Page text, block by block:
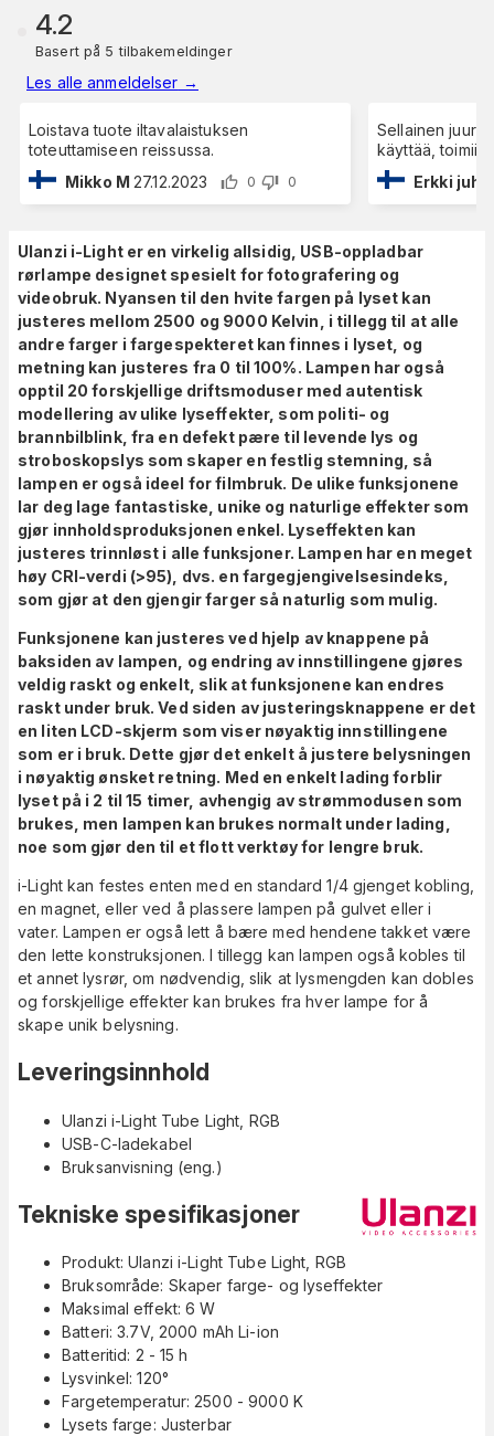
4.2
Basert på 5 tilbakemeldinger
Les alle anmeldelser →
Loistava tuote iltavalaistuksen
toteuttamiseen reissussa.
Mikko M 27.12.2023 0 0
Sellainen juuri,
käyttää, toimii,
Erkki
Ulanzi i-Light er en virkelig allsidig, USB-oppladbar
rørlampe designet spesielt for fotografering og
videobruk. Nyansen til den hvite fargen på lyset kan
justeres mellom 2500 og 9000 Kelvin, i tillegg til at alle
andre farger i fargespekteret kan finnes i lyset, og
metning kan justeres fra 0 til 100%. Lampen har også
opptil 20 forskjellige driftsmoduser med autentisk
modellering av ulike lyseffekter, som politi- og
brannbilblink, fra en defekt pære til levende lys og
stroboskopslys som skaper en festlig stemning, så
lampen er også ideel for filmbruk. De ulike funksjonene
lar deg lage fantastiske, unike og naturlige effekter som
gjør innholdsproduksjonen enkel. Lyseffekten kan
justeres trinnløst i alle funksjoner. Lampen har en meget
høy CRI-verdi (>95), dvs. en fargegjengivelsesindeks,
som gjør at den gjengir farger så naturlig som mulig.
Funksjonene kan justeres ved hjelp av knappene på
baksiden av lampen, og endring av innstillingene gjøres
veldig raskt og enkelt, slik at funksjonene kan endres
raskt under bruk. Ved siden av justeringsknappene er det
en liten LCD-skjerm som viser nøyaktig innstillingene
som er i bruk. Dette gjør det enkelt å justere belysningen
i nøyaktig ønsket retning. Med en enkelt lading forblir
lyset på i 2 til 15 timer, avhengig av strømmodusen som
brukes, men lampen kan brukes normalt under lading,
noe som gjør den til et flott verktøy for lengre bruk.
i-Light kan festes enten med en standard 1/4 gjenget kobling,
en magnet, eller ved å plassere lampen på gulvet eller i
vater. Lampen er også lett å bære med hendene takket være
den lette konstruksjonen. I tillegg kan lampen også kobles til
et annet lysrør, om nødvendig, slik at lysmengden kan dobles
og forskjellige effekter kan brukes fra hver lampe for å
skape unik belysning.
Leveringsinnhold
Ulanzi i-Light Tube Light, RGB
USB-C-ladekabel
Bruksanvisning (eng.)
Tekniske spesifikasjoner
Produkt: Ulanzi i-Light Tube Light, RGB
Bruksområde: Skaper farge- og lyseffekter
Maksimal effekt: 6 W
Batteri: 3.7V, 2000 mAh Li-ion
Batteritid: 2 - 15 h
Lysvinkel: 120°
Fargetemperatur: 2500 - 9000 K
Lysets farge: Justerbar